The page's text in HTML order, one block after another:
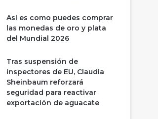
Así es como puedes comprar
las monedas de oro y plata
del Mundial 2026
Tras suspensión de
inspectores de EU, Claudia
Sheinbaum reforzará
seguridad para reactivar
exportación de aguacate